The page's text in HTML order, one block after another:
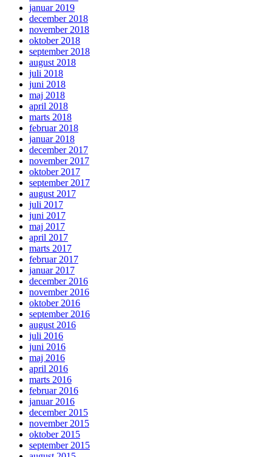
januar 2019
december 2018
november 2018
oktober 2018
september 2018
august 2018
juli 2018
juni 2018
maj 2018
april 2018
marts 2018
februar 2018
januar 2018
december 2017
november 2017
oktober 2017
september 2017
august 2017
juli 2017
juni 2017
maj 2017
april 2017
marts 2017
februar 2017
januar 2017
december 2016
november 2016
oktober 2016
september 2016
august 2016
juli 2016
juni 2016
maj 2016
april 2016
marts 2016
februar 2016
januar 2016
december 2015
november 2015
oktober 2015
september 2015